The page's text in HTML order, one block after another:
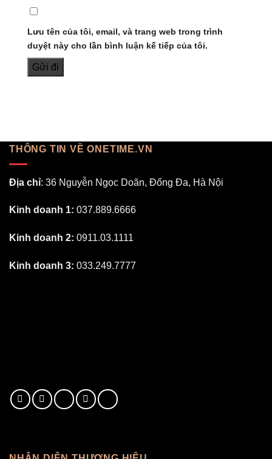
Lưu tên của tôi, email, và trang web trong trình
duyệt này cho lần bình luận kế tiếp của tôi.
THÔNG TIN VỀ ONETIME.VN
Địa chỉ: 36 Nguyễn Ngọc Doãn, Đống Đa, Hà Nội
Kinh doanh 1: 037.889.6666
Kinh doanh 2: 0911.03.1111
Kinh doanh 3: 033.249.7777